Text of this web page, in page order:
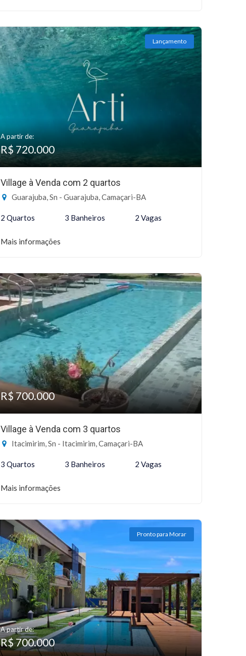
Lançamento
A partir de:
R$ 720.000
Village à Venda com 2 quartos
Guarajuba, Sn - Guarajuba, Camaçari-BA
2 Quartos 3 Banheiros 2 Vagas
Mais informações
R$ 700.000
Village à Venda com 3 quartos
Itacimirim, Sn - Itacimirim, Camaçari-BA
3 Quartos 3 Banheiros 2 Vagas
Mais informações
Pronto para Morar
A partir de:
R$ 700.000